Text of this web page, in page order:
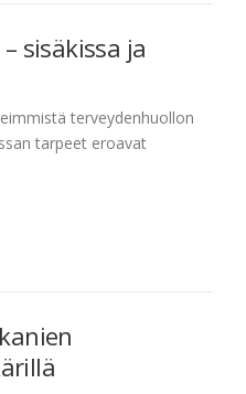
sisäkissa ja
terveydenhuollon
tarpeet eroavat